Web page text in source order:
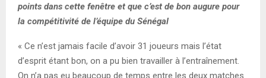
points dans cette fenêtre et que c’est de bon augure pour
la compétitivité de l’équipe du Sénégal
« Ce n’est jamais facile d’avoir 31 joueurs mais l’état
d’esprit étant bon, on a pu bien travailler à l’entraînement.
On n’a pas eu beaucoup de temps entre les deux matches